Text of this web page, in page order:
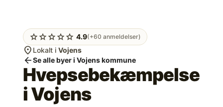
starstarstarstarstar 4.9(+60 anmeldelser)
location_on Lokalt i Vojens
arrow_backSe alle byer i Vojens kommune
Hvepsebekæmpelse
iVojens